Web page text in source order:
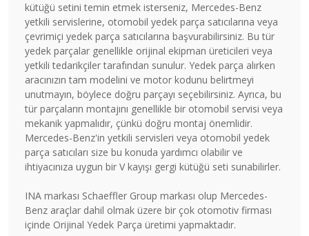
kütüğü setini temin etmek isterseniz, Mercedes-Benz
yetkili servislerine, otomobil yedek parça satıcılarına veya
çevrimiçi yedek parça satıcılarına başvurabilirsiniz. Bu tür
yedek parçalar genellikle orijinal ekipman üreticileri veya
yetkili tedarikçiler tarafından sunulur. Yedek parça alırken
aracınızın tam modelini ve motor kodunu belirtmeyi
unutmayın, böylece doğru parçayı seçebilirsiniz. Ayrıca, bu
tür parçaların montajını genellikle bir otomobil servisi veya
mekanik yapmalıdır, çünkü doğru montaj önemlidir.
Mercedes-Benz'in yetkili servisleri veya otomobil yedek
parça satıcıları size bu konuda yardımcı olabilir ve
ihtiyacınıza uygun bir V kayışı gergi kütüğü seti sunabilirler.
INA markası Schaeffler Group markası olup Mercedes-
Benz araçlar dahil olmak üzere bir çok otomotiv firması
içinde Orijinal Yedek Parça üretimi yapmaktadır.